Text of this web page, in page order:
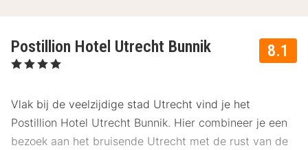
8.1
Postillion Hotel Utrecht Bunnik
, 4 Sterren
Vlak bij de veelzijdige stad Utrecht vind je het
Postillion Hotel Utrecht Bunnik. Hier combineer je een
bezoek aan het bruisende Utrecht met de rust van de